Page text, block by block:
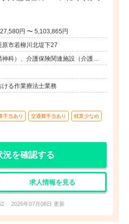
年収 3,127,580円 〜 5,103,865円
原市若柳川北堤下27
神科）、介護保険関連施設（介護老
設）
ける作業療法士業務
手当あり 交通費手当あり 残業少なめ
況を確認する
求人情報を見る
2026年07月08日 更新